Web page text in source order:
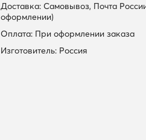
Доставка: Самовывоз, Почта
оформлении)
Оплата: При оформлении заказа
Изготовитель: Россия